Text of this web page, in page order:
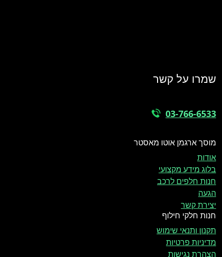
שמרו על קשר
03-766-6533
מוסך ארגמן אוטו מאסטר
אודות
בלוג מידע מקצועי
חנות חלפים לרכב
הגעה
יצירת קשר
חנות חלקי חילוף
תקנון ותנאי שימוש
מדיניות פרטיות
הצהרת נגישות